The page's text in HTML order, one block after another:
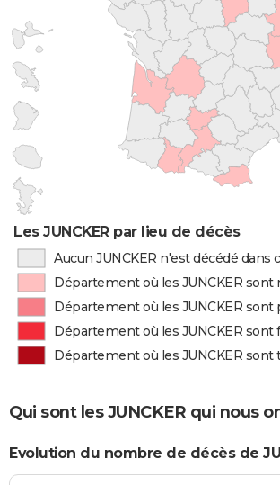
Les JUNCKER par lieu de décès
Aucun JUNCKER n'est décédé
Département où les JUNCKER sont
Département où les JUNCKER sont
Département où les JUNCKER
Département où les JUNCKER
Qui sont les JUNCKER qui nous
Evolution du nombre de décès de